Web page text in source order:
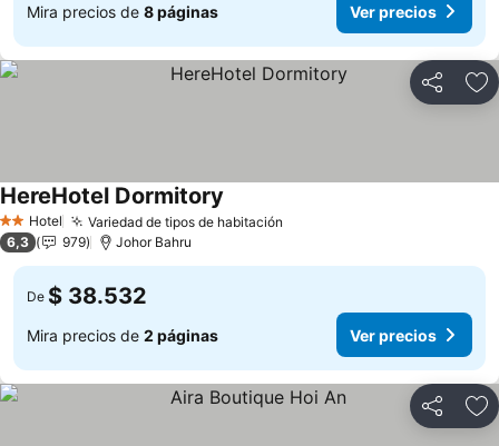
Mira precios de 8 páginas Ver precios
Compartir
2 Estrellas
Hotel Variedad de tipos de habitación
HereHotel Dormitory
6,3 979 Johor Bahru
De $ 38.532
Mira precios de 2 páginas Ver precios
Compartir